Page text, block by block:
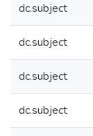
dc.subject
dc.subject
dc.subject
dc.subject